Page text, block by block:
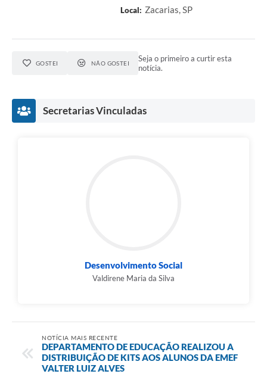
Local: Zacarias, SP
GOSTEI NÃO GOSTEI
Seja o primeiro a curtir esta
notícia.
Secretarias Vinculadas
Desenvolvimento Social
Valdirene Maria da Silva
NOTÍCIA MAIS RECENTE
DEPARTAMENTO DE EDUCAÇÃO REALIZOU A
DISTRIBUIÇÃO DE KITS AOS ALUNOS DA EMEF
VALTER LUIZ ALVES